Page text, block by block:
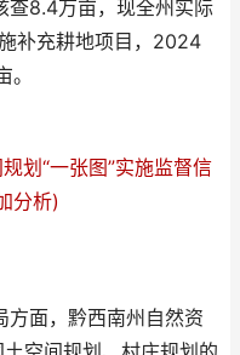
查8.4万亩，现全州实际
补充耕地项目，2024
划“一张图”实施监督信
分析)
面，黔西南州自然资